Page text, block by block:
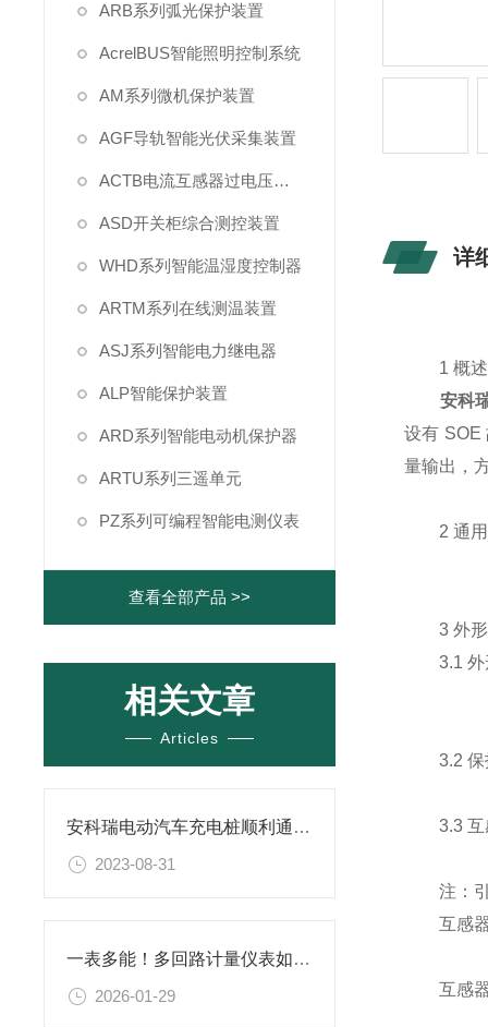
ARB系列弧光保护装置
AcrelBUS智能照明控制系统
AM系列微机保护装置
AGF导轨智能光伏采集装置
ACTB电流互感器过电压保护
ASD开关柜综合测控装置
WHD系列智能温湿度控制器
ARTM系列在线测温装置
ASJ系列智能电力继电器
ALP智能保护装置
ARD系列智能电动机保护器
ARTU系列三遥单元
PZ系列可编程智能电测仪表
查看全部产品 >>
相关文章
Articles
安科瑞电动汽车充电桩顺利通过济南市静态交通云平台并网接入
2023-08-31
一表多能！多回路计量仪表如何实现精准能耗管理？
2026-01-29
详
1 概述
安科
设有 SOE
量输出，
2 通用
3 外形
3.1 外
3.2 保
3.3 互
注：引
互感器
互感器